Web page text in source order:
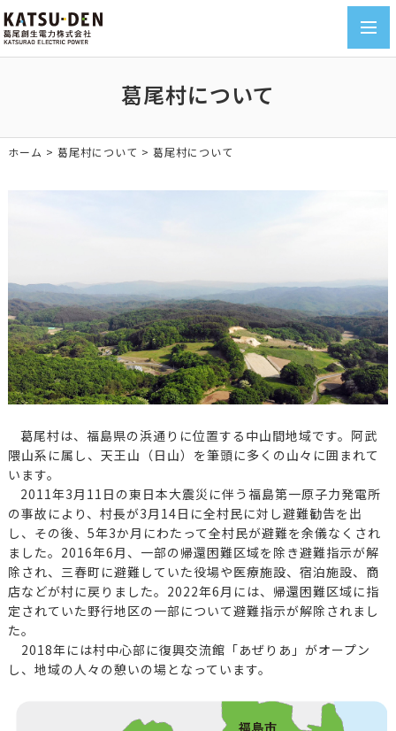
葛尾村について
ホーム > 葛尾村について > 葛尾村について
葛尾村は、福島県の浜通りに位置する中山間地域です。阿武
隈山系に属し、天王山（日山）を筆頭に多くの山々に囲まれて
います。
2011年3月11日の東日本大震災に伴う福島第一原子力発電所
の事故により、村長が3月14日に全村民に対し避難勧告を出
し、その後、5年3か月にわたって全村民が避難を余儀なくされ
ました。2016年6月、一部の帰還困難区域を除き避難指示が解
除され、三春町に避難していた役場や医療施設、宿泊施設、商
店などが村に戻りました。2022年6月には、帰還困難区域に指
定されていた野行地区の一部について避難指示が解除されまし
た。
2018年には村中心部に復興交流館「あぜりあ」がオープン
し、地域の人々の憩いの場となっています。